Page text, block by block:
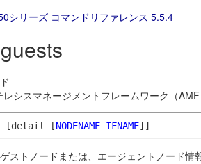
シリーズ コマンドリファレンス 5.5.4
レシスマネージメントフレームワーク（
[detail [NODENAME IFNAME]]
ストノードまたは、エージェントノード情